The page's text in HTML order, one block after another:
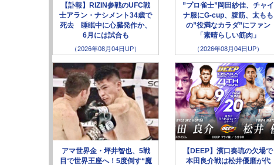
【訃報】RIZIN参戦のUFC戦
士アラン・ナシメント34歳で
死去 睡眠中に心臓発作か、
6月には試合も
（2026年08月04日UP）
”プロ雀士”岡田紗佳、チャイ
ナ服にG-cup、腹筋、太もも
の”役満なカラダ”にファン
「素晴らしい筋肉」
（2026年08月04日UP）
アマ世界金・坪井智也、5戦
目で世界王座へ！5度倒す“魔
【DEEP】濱口奏琉の欠場で
本田良介戦は松井優磨が代